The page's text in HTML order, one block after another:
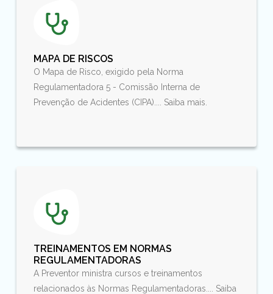
MAPA DE RISCOS
O Mapa de Risco, exigido pela Norma
Regulamentadora 5 - Comissão Interna de
Prevenção de Acidentes (CIPA).... Saiba mais.
TREINAMENTOS EM NORMAS
REGULAMENTADORAS
A Preventor ministra cursos e treinamentos
relacionados às Normas Regulamentadoras.... Saiba